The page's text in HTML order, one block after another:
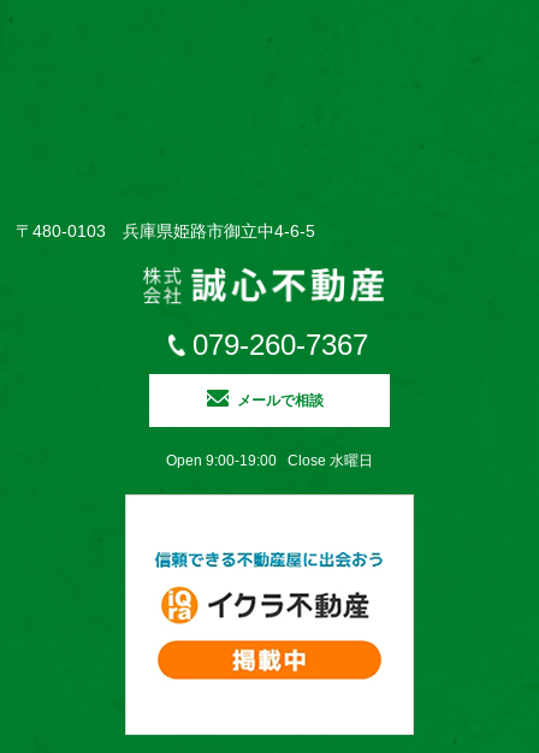
079-260-7367
メールで相談
Open 9:00-19:00 Close 水曜日
〒480-0103 兵庫県姫路市御立中4-6-5